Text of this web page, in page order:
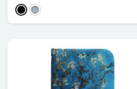
ZwartGrijs